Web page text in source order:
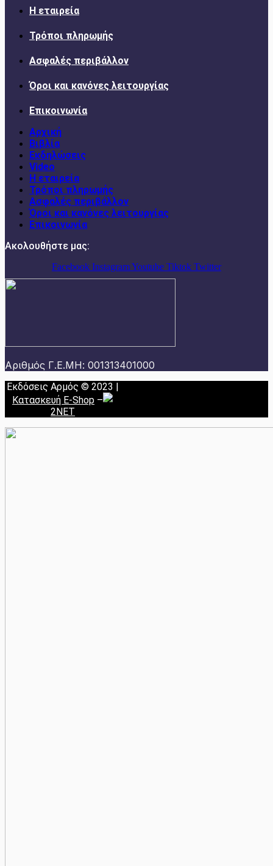
Η εταιρεία
Τρόποι πληρωμής
Ασφαλές περιβάλλον
Όροι και κανόνες λειτουργίας
Επικοινωνία
Αρχική
Βιβλία
Εκδηλώσεις
Video
Η εταιρεία
Τρόποι πληρωμής
Ασφαλές περιβάλλον
Όροι και κανόνες λειτουργίας
Επικοινωνία
Ακολουθήστε μας:
Facebook InstagramYoutube Tiktok Twitter
Αριθμός Γ.Ε.ΜΗ: 001313401000
Εκδόσεις Αρμός © 2023 |
Κατασκευή E-Shop –
2NET